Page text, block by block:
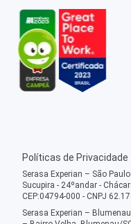
Políticas de Privacidade
Serasa Experian – São
Sucupira - 24ºandar -
CEP:04794-000 - CNPJ
Serasa Experian –